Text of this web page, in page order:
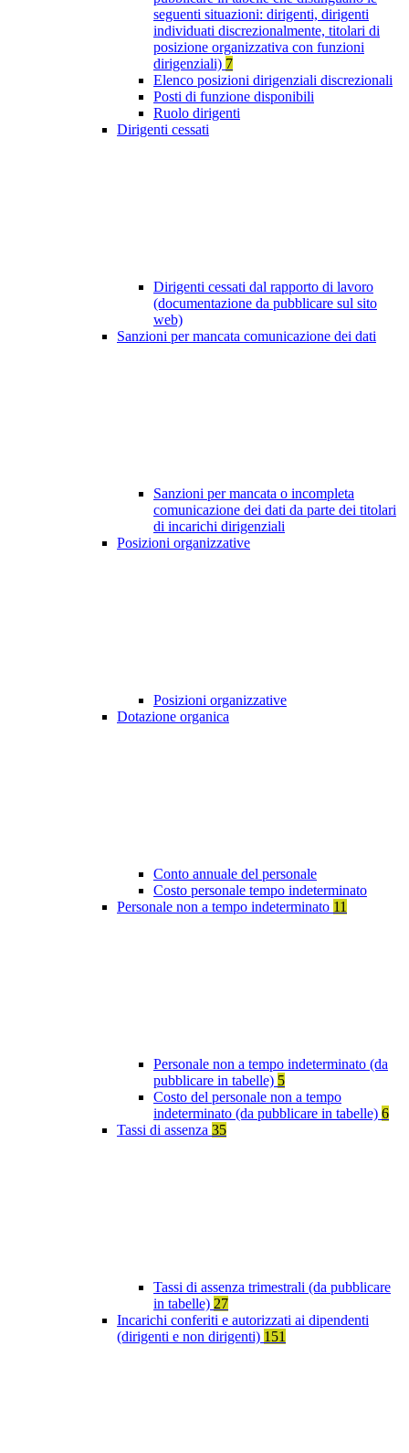
seguenti situazioni: dirigenti, dirigenti
individuati discrezionalmente, titolari di
posizione organizzativa con funzioni
dirigenziali) 7
Elenco posizioni dirigenziali discrezionali
Posti di funzione disponibili
Ruolo dirigenti
Dirigenti cessati
Dirigenti cessati dal rapporto di lavoro
(documentazione da pubblicare sul sito
web)
Sanzioni per mancata comunicazione dei dati
Sanzioni per mancata o incompleta
comunicazione dei dati da parte dei titolari
di incarichi dirigenziali
Posizioni organizzative
Posizioni organizzative
Dotazione organica
Conto annuale del personale
Costo personale tempo indeterminato
Personale non a tempo indeterminato 11
Personale non a tempo indeterminato (da
pubblicare in tabelle) 5
Costo del personale non a tempo
indeterminato (da pubblicare in tabelle) 6
Tassi di assenza 35
Tassi di assenza trimestrali (da pubblicare
in tabelle) 27
Incarichi conferiti e autorizzati ai dipendenti
(dirigenti e non dirigenti) 151